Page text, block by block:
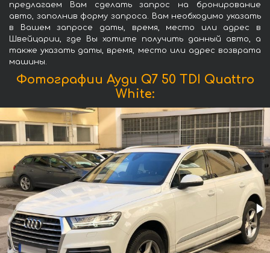
предлагаем Вам сделать запрос на бронирование
авто, заполнив форму запроса. Вам необходимо указать
в Вашем запросе даты, время, место или адрес в
Швейцарии, где Вы хотите получить данный авто, а
также указать даты, время, место или адрес возврата
машины.
Фотографии Ауди Q7 50 TDI Quattro
White: